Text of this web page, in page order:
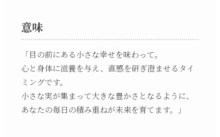
意味
「目の前にある小さな幸せを味わって。
心と身体に滋養を与え、直感を研ぎ澄ませるタイ
ミングです。
小さな実が集まって大きな豊かさとなるように、
あなたの毎日の積み重ねが未来を育てます。」